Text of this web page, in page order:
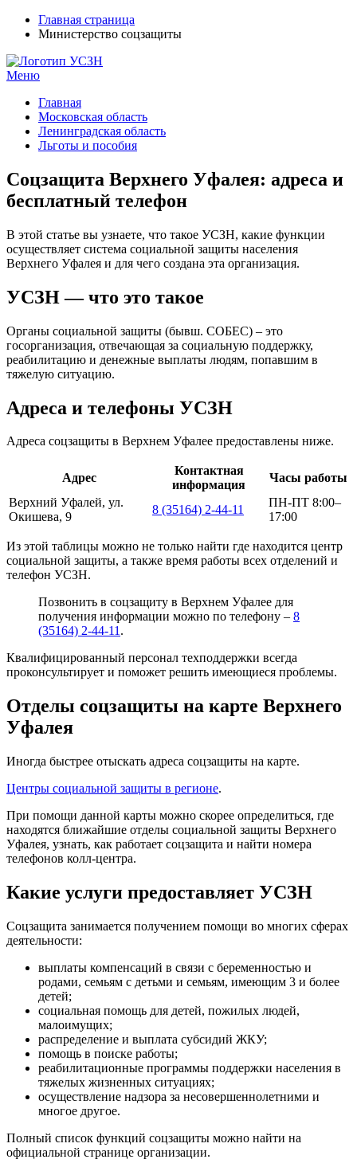
Главная страница
Министерство соцзащиты
Меню
Главная
Московская область
Ленинградская область
Льготы и пособия
Соцзащита Верхнего Уфалея: адреса и
бесплатный телефон
В этой статье вы узнаете, что такое УСЗН, какие функции
осуществляет система социальной защиты населения
Верхнего Уфалея и для чего создана эта организация.
УСЗН — что это такое
Органы социальной защиты (бывш. СОБЕС) – это
госорганизация, отвечающая за социальную поддержку,
реабилитацию и денежные выплаты людям, попавшим в
тяжелую ситуацию.
Адреса и телефоны УСЗН
Адреса соцзащиты в Верхнем Уфалее предоставлены ниже.
Адрес
Контактная
информация
Часы работы
Верхний Уфалей, ул.
Окишева, 9
8 (35164) 2-44-11
ПН-ПТ 8:00–
17:00
Из этой таблицы можно не только найти где находится центр
социальной защиты, а также время работы всех отделений и
телефон УСЗН.
Позвонить в соцзащиту в Верхнем Уфалее для
получения информации можно по телефону – 8
(35164) 2-44-11.
Квалифицированный персонал техподдержки всегда
проконсультирует и поможет решить имеющиеся проблемы.
Отделы соцзащиты на карте Верхнего
Уфалея
Иногда быстрее отыскать адреса соцзащиты на карте.
Центры социальной защиты в регионе.
При помощи данной карты можно скорее определиться, где
находятся ближайшие отделы социальной защиты Верхнего
Уфалея, узнать, как работает соцзащита и найти номера
телефонов колл-центра.
Какие услуги предоставляет УСЗН
Соцзащита занимается получением помощи во многих сферах
деятельности:
выплаты компенсаций в связи с беременностью и
родами, семьям с детьми и семьям, имеющим 3 и более
детей;
социальная помощь для детей, пожилых людей,
малоимущих;
распределение и выплата субсидий ЖКУ;
помощь в поиске работы;
реабилитационные программы поддержки населения в
тяжелых жизненных ситуациях;
осуществление надзора за несовершеннолетними и
многое другое.
Полный список функций соцзащиты можно найти на
официальной странице организации.